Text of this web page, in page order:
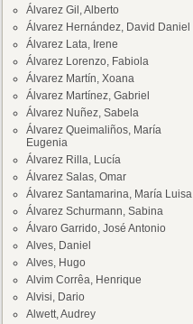
Álvarez Gil, Alberto
Álvarez Hernández, David Daniel
Álvarez Lata, Irene
Álvarez Lorenzo, Fabiola
Álvarez Martín, Xoana
Álvarez Martínez, Gabriel
Álvarez Nuñez, Sabela
Álvarez Queimaliños, María
Eugenia
Álvarez Rilla, Lucía
Álvarez Salas, Omar
Álvarez Santamarina, María Luisa
Álvarez Schurmann, Sabina
Álvaro Garrido, José Antonio
Alves, Daniel
Alves, Hugo
Alvim Corrêa, Henrique
Alvisi, Dario
Alwett, Audrey